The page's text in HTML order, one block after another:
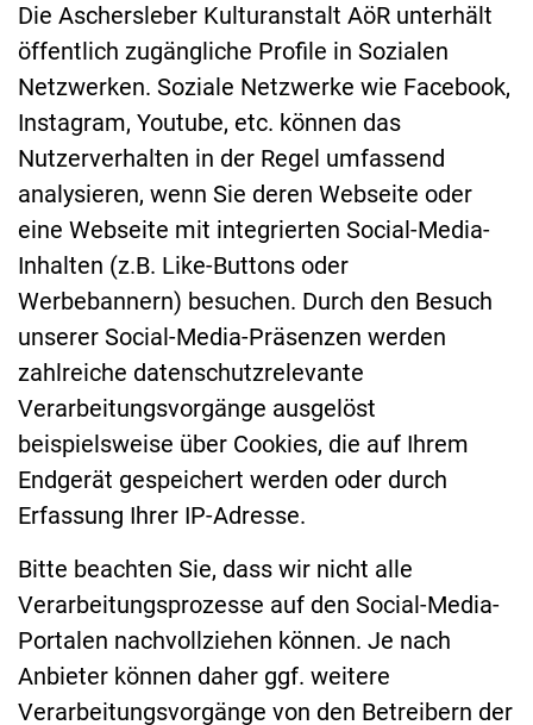
Die Aschersleber Kulturanstalt AöR unterhält
öffentlich zugängliche Profile in Sozialen
Netzwerken. Soziale Netzwerke wie Facebook,
Instagram, Youtube, etc. können das
Nutzerverhalten in der Regel umfassend
analysieren, wenn Sie deren Webseite oder
eine Webseite mit integrierten Social-Media-
Inhalten (z.B. Like-Buttons oder
Werbebannern) besuchen. Durch den Besuch
unserer Social-Media-Präsenzen werden
zahlreiche datenschutzrelevante
Verarbeitungsvorgänge ausgelöst
beispielsweise über Cookies, die auf Ihrem
Endgerät gespeichert werden oder durch
Erfassung Ihrer IP-Adresse.
Bitte beachten Sie, dass wir nicht alle
Verarbeitungsprozesse auf den Social-Media-
Portalen nachvollziehen können. Je nach
Anbieter können daher ggf. weitere
Verarbeitungsvorgänge von den Betreibern der